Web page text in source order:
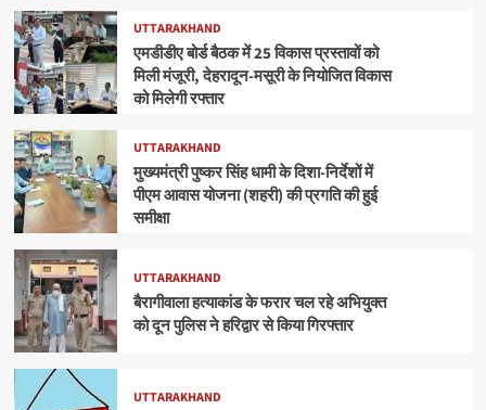
UTTARAKHAND
एमडीडीए बोर्ड बैठक में 25 विकास प्रस्तावों को
मिली मंजूरी, देहरादून-मसूरी के नियोजित विकास
को मिलेगी रफ्तार
UTTARAKHAND
मुख्यमंत्री पुष्कर सिंह धामी के दिशा-निर्देशों में
पीएम आवास योजना (शहरी) की प्रगति की हुई
समीक्षा
UTTARAKHAND
बैरागीवाला हत्याकांड के फरार चल रहे अभियुक्त
को दून पुलिस ने हरिद्वार से किया गिरफ्तार
UTTARAKHAND